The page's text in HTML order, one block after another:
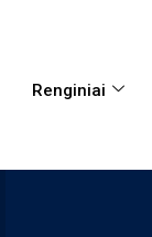
Renginiai